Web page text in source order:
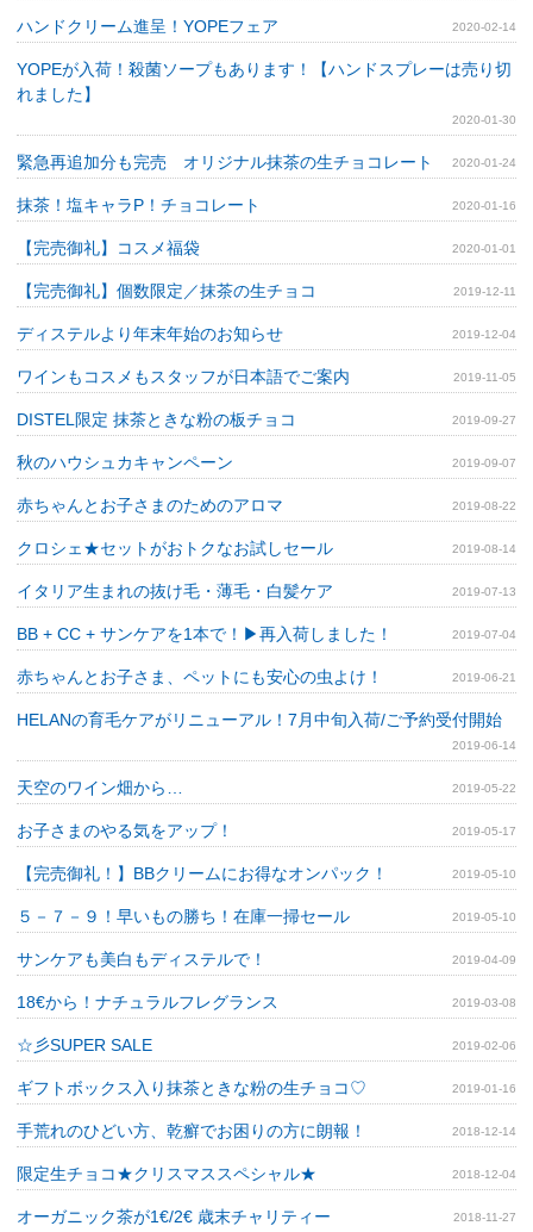
ハンドクリーム進呈！YOPEフェア 2020-02-14
YOPEが入荷！殺菌ソープもあります！【ハンドスプレーは売り切
れました】
2020-01-30
緊急再追加分も完売 オリジナル抹茶の生チョコレート 2020-01-24
抹茶！塩キャラP！チョコレート 2020-01-16
【完売御礼】コスメ福袋 2020-01-01
【完売御礼】個数限定／抹茶の生チョコ 2019-12-11
ディステルより年末年始のお知らせ 2019-12-04
ワインもコスメもスタッフが日本語でご案内 2019-11-05
DISTEL限定 抹茶ときな粉の板チョコ 2019-09-27
秋のハウシュカキャンペーン 2019-09-07
赤ちゃんとお子さまのためのアロマ 2019-08-22
クロシェ★セットがおトクなお試しセール 2019-08-14
イタリア生まれの抜け毛・薄毛・白髪ケア 2019-07-13
BB + CC + サンケアを1本で！▶再入荷しました！ 2019-07-04
赤ちゃんとお子さま、ペットにも安心の虫よけ！ 2019-06-21
HELANの育毛ケアがリニューアル！7月中旬入荷/ご予約受付開始
2019-06-14
天空のワイン畑から… 2019-05-22
お子さまのやる気をアップ！ 2019-05-17
【完売御礼！】BBクリームにお得なオンパック！ 2019-05-10
５－７－９！早いもの勝ち！在庫一掃セール 2019-05-10
サンケアも美白もディステルで！ 2019-04-09
18€から！ナチュラルフレグランス 2019-03-08
☆彡SUPER SALE 2019-02-06
ギフトボックス入り抹茶ときな粉の生チョコ♡ 2019-01-16
手荒れのひどい方、乾癬でお困りの方に朗報！ 2018-12-14
限定生チョコ★クリスマススペシャル★ 2018-12-04
オーガニック茶が1€/2€ 歳末チャリティー 2018-11-27